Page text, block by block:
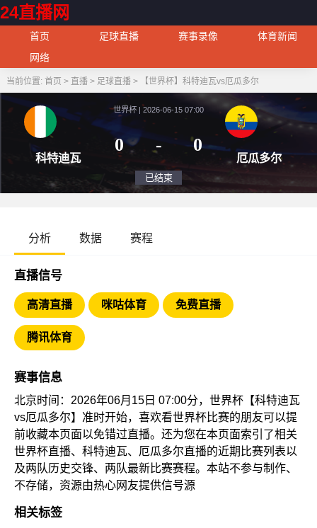
24直播网
首页 足球直播 赛事录像
体育新闻
网络
当前位置: 首页 > 直播> 足球直播> 【世界杯】科特迪瓦vs厄瓜多尔
科特迪瓦
世界杯 | 2026-06-15 07:00
0
厄
分析 数据 赛程
直播信号
高清直播 咪咕体育 免费直播
腾讯体育
赛事信息
北京时间：2026年06月15日 07:00分，世界杯【科特迪瓦
vs厄瓜多尔】准时开始，喜欢看世界杯比赛的朋友可以提
前收藏本页面以免错过直播。还为您在本页面索引了相关
世界杯直播、科特迪瓦、厄瓜多尔直播的近期比赛列表以
及两队历史交锋、两队最新比赛赛程。本站不参与制作、
不存储，资源由热心网友提供信号源
相关标签